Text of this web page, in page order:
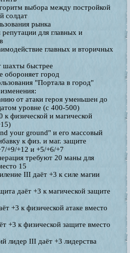
выбора между постройкой
солдат
рынка
для главных и
главных и вторичных
шахты быстрее
обороняет город
"Портала в город"
от атаки героя уменьшен до
уровне (с 400-500)
к физической и магической
your ground" и его массовый
к физ. и маг. защите
+9/+12 и +5/+6/+7
требуют 20 маны для
15
III даёт +3 к силе магии
даёт +3 к магической защите
+3 к физической атаке вместо
+3 к физической защите вместо
лидер III даёт +3 лидерства